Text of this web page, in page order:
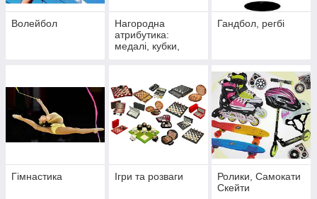
Волейбол
Нагородна
атрибутика:
медалі, кубки,
Гандбол, регбі
Гімнастика Ігри та розваги
Ролики, Самокати
Скейти